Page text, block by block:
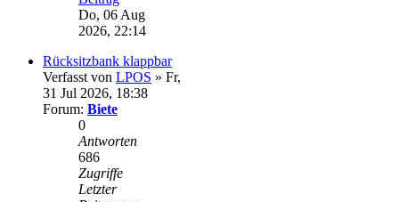
Do, 06 Aug
2026, 22:14
Rücksitzbank klappbar
Verfasst von LPOS » Fr,
31 Jul 2026, 18:38
Forum: Biete
0
Antworten
686
Zugriffe
Letzter